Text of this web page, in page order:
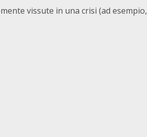
vissute in una crisi (ad esempio,